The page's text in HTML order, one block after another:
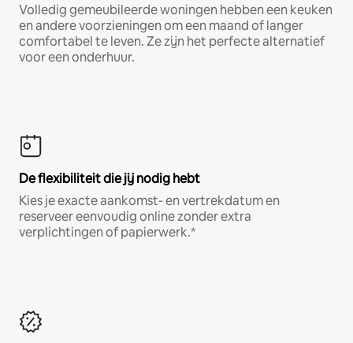
Volledig gemeubileerde woningen hebben een keuken
en andere voorzieningen om een maand of langer
comfortabel te leven. Ze zijn het perfecte alternatief
voor een onderhuur.
De flexibiliteit die jij nodig hebt
Kies je exacte aankomst- en vertrekdatum en
reserveer eenvoudig online zonder extra
verplichtingen of papierwerk.*